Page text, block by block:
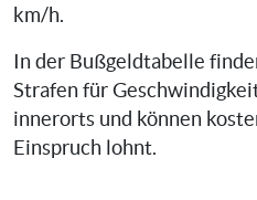
km/h.
In der Bußgeldtabelle
Strafen für
innerorts und können
Einspruch lohnt.